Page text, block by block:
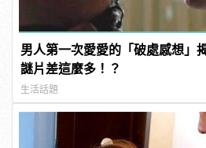
男人第一次愛愛的「破處感想」
謎片差這麼多！？
生活話題